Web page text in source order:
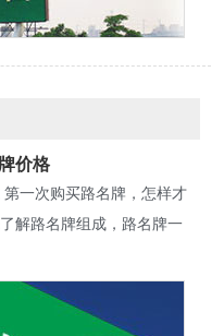
价格
一次购买路名牌，怎样才
解路名牌组成，路名牌一